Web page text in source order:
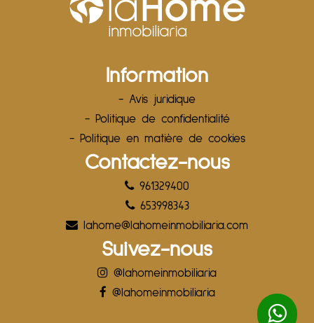
Information
- Avis juridique
- Politique de confidentialité
- Politique en matière de cookies
Contactez-nous
961329400
653998343
lahome@lahomeinmobiliaria.com
Suivez-nous
@lahomeinmobiliaria
@lahomeinmobiliaria